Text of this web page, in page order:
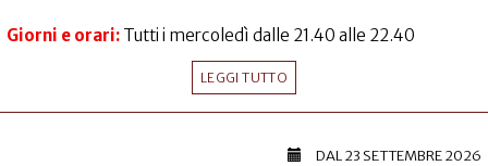
Giorni e orari: Tutti i mercoledì dalle 21.40 alle 22.40
LEGGI TUTTO
DAL23 SETTEMBRE 2026